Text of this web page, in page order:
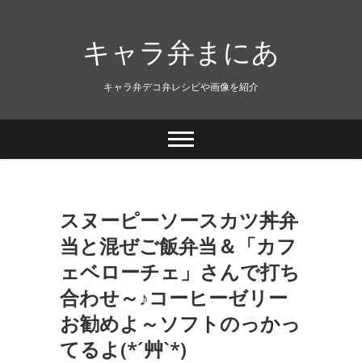
キャラ弁まにあ
キャラ弁デコ弁レシピや画像を紹介
スヌーピーソースカツ丼弁
当と混ぜご飯弁当＆「カフ
ェベローチェ」さんで打ち
合わせ～♪コーヒーゼリー
お勧めよ～ソフトのっかっ
てるよ(*´艸`*)